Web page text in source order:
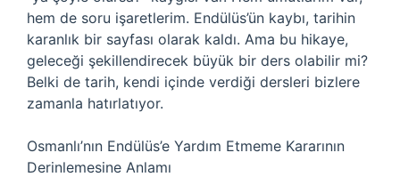
hem de soru işaretlerim. Endülüs’ün kaybı, tarihin
karanlık bir sayfası olarak kaldı. Ama bu hikaye,
geleceği şekillendirecek büyük bir ders olabilir mi?
Belki de tarih, kendi içinde verdiği dersleri bizlere
zamanla hatırlatıyor.
Osmanlı’nın Endülüs’e Yardım Etmeme Kararının
Derinlemesine Anlamı